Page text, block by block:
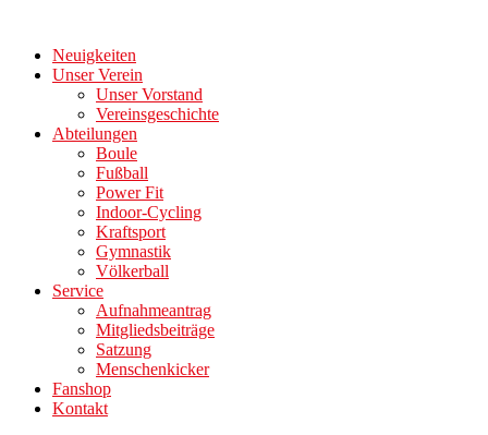
wechselnNeuigkeiten
Unser Verein
Unser Vorstand
Vereinsgeschichte
Abteilungen
Boule
Fußball
Power Fit
Indoor-Cycling
Kraftsport
Gymnastik
Völkerball
Service
Aufnahmeantrag
Mitgliedsbeiträge
Satzung
Menschenkicker
Fanshop
Kontakt